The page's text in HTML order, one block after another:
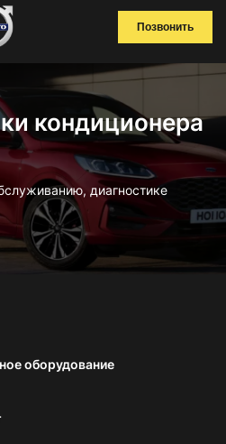
Позвонить
кондиционера
диагностике
оборудование